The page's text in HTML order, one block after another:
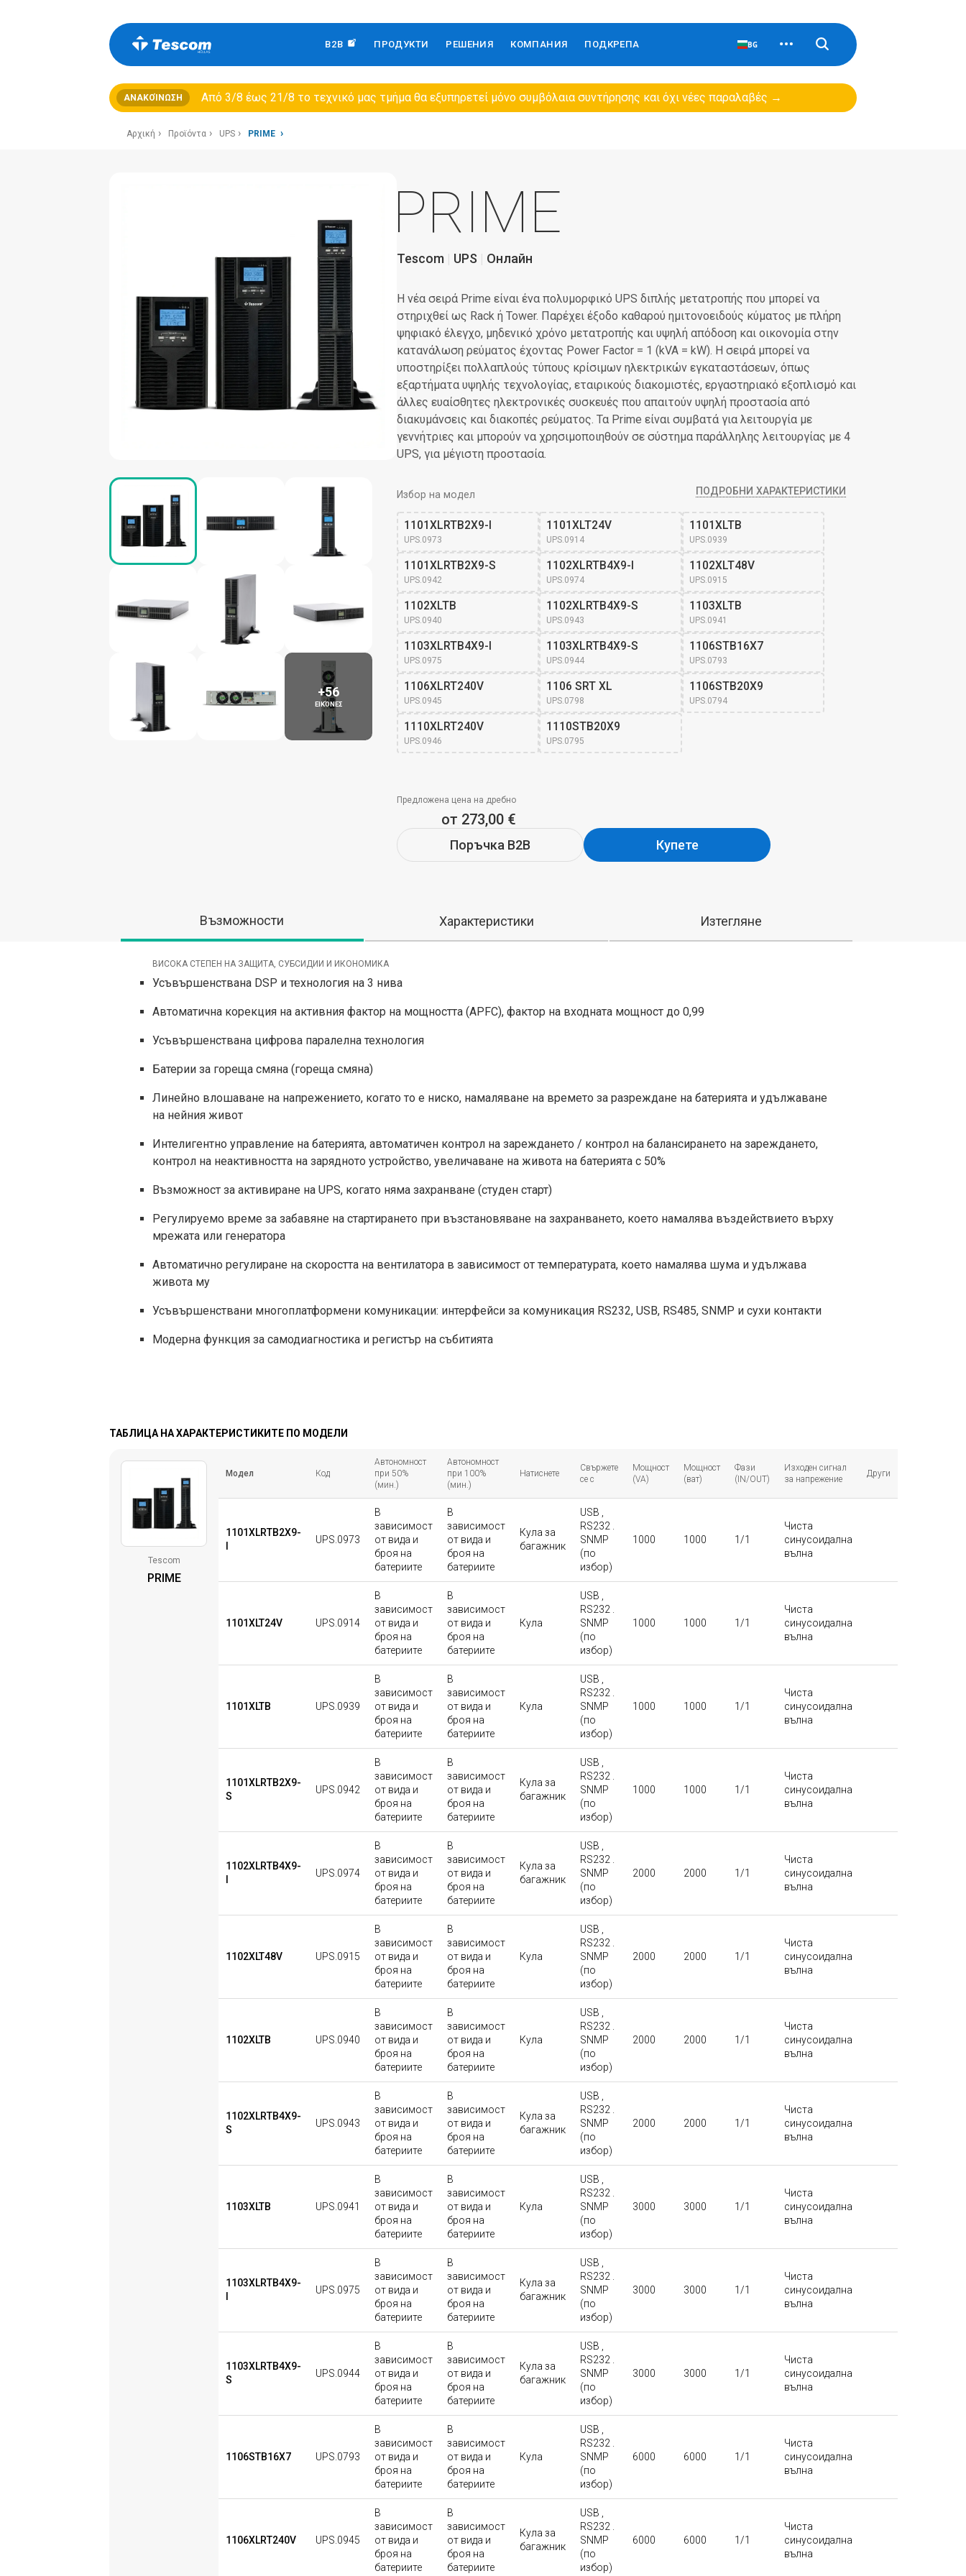
B2B ПРОДУКТИ РЕШЕНИЯ КОМПАНИЯ ПОДКРЕПА BG
ΑΝΑΚΟΊΝΩΣΗ Από 3/8 έως 21/8 τo τεχνικό μας τμήμα θα εξυπηρετεί μόνο συμβόλαια συντήρησης και όχι νέες παραλαβές →
Αρχική Προϊόντα UPS PRIME
+56
ΕΙΚΌΝΕΣ
PRIME
Tescom UPS Онлайн
Η νέα σειρά Prime είναι ένα πολυμορφικό UPS διπλής μετατροπής που μπορεί να
στηριχθεί ως Rack ή Tower. Παρέχει έξοδο καθαρού ημιτονοειδούς κύματος με πλήρη
ψηφιακό έλεγχο, μηδενικό χρόνο μετατροπής και υψηλή απόδοση και οικονομία στην
κατανάλωση ρεύματος έχοντας Power Factor = 1 (kVA = kW). Η σειρά μπορεί να
υποστηρίξει πολλαπλούς τύπους κρίσιμων ηλεκτρικών εγκαταστάσεων, όπως
εξαρτήματα υψηλής τεχνολογίας, εταιρικούς διακομιστές, εργαστηριακό εξοπλισμό και
άλλες ευαίσθητες ηλεκτρονικές συσκευές που απαιτούν υψηλή προστασία από
διακυμάνσεις και διακοπές ρεύματος. Τα Prime είναι συμβατά για λειτουργία με
γεννήτριες και μπορούν να χρησιμοποιηθούν σε σύστημα παράλληλης λειτουργίας με 4
UPS, για μέγιστη προστασία.
Избор на модел ПОДРОБНИ ХАРАКТЕРИСТИКИ
1101XLRTB2X9-I
UPS.0973
1101XLT24V
UPS.0914
1101XLTB
UPS.0939
1101XLRTB2X9-S
UPS.0942
1102XLRTB4X9-I
UPS.0974
1102XLT48V
UPS.0915
1102XLTB
UPS.0940
1102XLRTB4X9-S
UPS.0943
1103XLTB
UPS.0941
1103XLRTB4X9-I
UPS.0975
1103XLRTB4X9-S
UPS.0944
1106STB16X7
UPS.0793
1106XLRT240V
UPS.0945
1106 SRT XL
UPS.0798
1106STB20X9
UPS.0794
1110XLRT240V
UPS.0946
1110STB20X9
UPS.0795
Предложена цена на дребно
от 273,00 €
Поръчка B2B Купете
Възможности Характеристики Изтегляне
ВИСОКА СТЕПЕН НА ЗАЩИТА, СУБСИДИИ И ИКОНОМИКА
Усъвършенствана DSP и технология на 3 нива
Автоматична корекция на активния фактор на мощността (APFC), фактор на входната мощност до 0,99
Усъвършенствана цифрова паралелна технология
Батерии за гореща смяна (гореща смяна)
Линейно влошаване на напрежението, когато то е ниско, намаляване на времето за разреждане на батерията и удължаване
на нейния живот
Интелигентно управление на батерията, автоматичен контрол на зареждането / контрол на балансирането на зареждането,
контрол на неактивността на зарядното устройство, увеличаване на живота на батерията с 50%
Възможност за активиране на UPS, когато няма захранване (студен старт)
Регулируемо време за забавяне на стартирането при възстановяване на захранването, което намалява въздействието върху
мрежата или генератора
Автоматично регулиране на скоростта на вентилатора в зависимост от температурата, което намалява шума и удължава
живота му
Усъвършенствани многоплатформени комуникации: интерфейси за комуникация RS232, USB, RS485, SNMP и сухи контакти
Модерна функция за самодиагностика и регистър на събитията
ТАБЛИЦА НА ХАРАКТЕРИСТИКИТЕ ПО МОДЕЛИ
Tescom
PRIME
Модел Код
Автономност
при 50%
(мин.)
Автономност
при 100%
(мин.)
Натиснете
Свържете
се с
Мощност
(VA)
Мощност
(ват)
Фази
(IN/OUT)
Изходен сигнал
за напрежение
Други
1101XLRTB2X9-
UPS.0973
В
зависимост
от вида и
броя на
батериите
В
зависимост
от вида и
броя на
батериите
Кула за
багажник
USB ,
RS232 .
SNMP
(по
избор)
1000 1000 1/1
Чиста
синусоидална
вълна
1101XLT24V UPS.0914
В
зависимост
от вида и
броя на
батериите
В
зависимост
от вида и
броя на
батериите
Кула
USB ,
RS232 .
SNMP
(по
избор)
1000 1000 1/1
Чиста
синусоидална
вълна
1101XLTB UPS.0939
В
зависимост
от вида и
броя на
батериите
В
зависимост
от вида и
броя на
батериите
Кула
USB ,
RS232 .
SNMP
(по
избор)
1000 1000 1/1
Чиста
синусоидална
вълна
1101XLRTB2X9-
S
UPS.0942
В
зависимост
от вида и
броя на
батериите
В
зависимост
от вида и
броя на
батериите
Кула за
багажник
USB ,
RS232 .
SNMP
(по
избор)
1000 1000 1/1
Чиста
синусоидална
вълна
1102XLRTB4X9-
UPS.0974
В
зависимост
от вида и
броя на
батериите
В
зависимост
от вида и
броя на
батериите
Кула за
багажник
USB ,
RS232 .
SNMP
(по
избор)
2000 2000 1/1
Чиста
синусоидална
вълна
1102XLT48V UPS.0915
В
зависимост
от вида и
броя на
батериите
В
зависимост
от вида и
броя на
батериите
Кула
USB ,
RS232 .
SNMP
(по
избор)
2000 2000 1/1
Чиста
синусоидална
вълна
1102XLTB UPS.0940
В
зависимост
от вида и
броя на
батериите
В
зависимост
от вида и
броя на
батериите
Кула
USB ,
RS232 .
SNMP
(по
избор)
2000 2000 1/1
Чиста
синусоидална
вълна
1102XLRTB4X9-
S
UPS.0943
В
зависимост
от вида и
броя на
батериите
В
зависимост
от вида и
броя на
батериите
Кула за
багажник
USB ,
RS232 .
SNMP
(по
избор)
2000 2000 1/1
Чиста
синусоидална
вълна
1103XLTB UPS.0941
В
зависимост
от вида и
броя на
батериите
В
зависимост
от вида и
броя на
батериите
Кула
USB ,
RS232 .
SNMP
(по
избор)
3000 3000 1/1
Чиста
синусоидална
вълна
1103XLRTB4X9-
UPS.0975
В
зависимост
от вида и
броя на
батериите
В
зависимост
от вида и
броя на
батериите
Кула за
багажник
USB ,
RS232 .
SNMP
(по
избор)
3000 3000 1/1
Чиста
синусоидална
вълна
1103XLRTB4X9-
S
UPS.0944
В
зависимост
от вида и
броя на
батериите
В
зависимост
от вида и
броя на
батериите
Кула за
багажник
USB ,
RS232 .
SNMP
(по
избор)
3000 3000 1/1
Чиста
синусоидална
вълна
1106STB16X7 UPS.0793
В
зависимост
от вида и
броя на
батериите
В
зависимост
от вида и
броя на
батериите
Кула
USB ,
RS232 .
SNMP
(по
избор)
6000 6000 1/1
Чиста
синусоидална
вълна
1106XLRT240V UPS.0945
В
зависимост
от вида и
броя на
батериите
В
зависимост
от вида и
броя на
батериите
Кула за
багажник
USB ,
RS232 .
SNMP
(по
избор)
6000 6000 1/1
Чиста
синусоидална
вълна